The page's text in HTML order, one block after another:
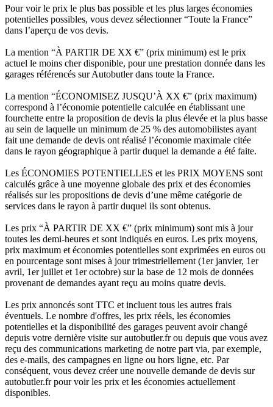
Pour voir le prix le plus bas possible et les plus larges économies
potentielles possibles, vous devez sélectionner “Toute la France”
dans l’aperçu de vos devis.
La mention “À PARTIR DE XX €” (prix minimum) est le prix
actuel le moins cher disponible, pour une prestation donnée dans les
garages référencés sur Autobutler dans toute la France.
La mention “ÉCONOMISEZ JUSQU’À XX €” (prix maximum)
correspond à l’économie potentielle calculée en établissant une
fourchette entre la proposition de devis la plus élevée et la plus basse
au sein de laquelle un minimum de 25 % des automobilistes ayant
fait une demande de devis ont réalisé l’économie maximale citée
dans le rayon géographique à partir duquel la demande a été faite.
Les ÉCONOMIES POTENTIELLES et les PRIX MOYENS sont
calculés grâce à une moyenne globale des prix et des économies
réalisés sur les propositions de devis d’une même catégorie de
services dans le rayon à partir duquel ils sont obtenus.
Les prix “À PARTIR DE XX €” (prix minimum) sont mis à jour
toutes les demi-heures et sont indiqués en euros. Les prix moyens,
prix maximum et économies potentielles sont exprimées en euros ou
en pourcentage sont mises à jour trimestriellement (1er janvier, 1er
avril, 1er juillet et 1er octobre) sur la base de 12 mois de données
provenant de demandes ayant reçu au moins quatre devis.
Les prix annoncés sont TTC et incluent tous les autres frais
éventuels. Le nombre d'offres, les prix réels, les économies
potentielles et la disponibilité des garages peuvent avoir changé
depuis votre dernière visite sur autobutler.fr ou depuis que vous avez
reçu des communications marketing de notre part via, par exemple,
des e-mails, des campagnes en ligne ou hors ligne, etc. Par
conséquent, vous devez créer une nouvelle demande de devis sur
autobutler.fr pour voir les prix et les économies actuellement
disponibles.